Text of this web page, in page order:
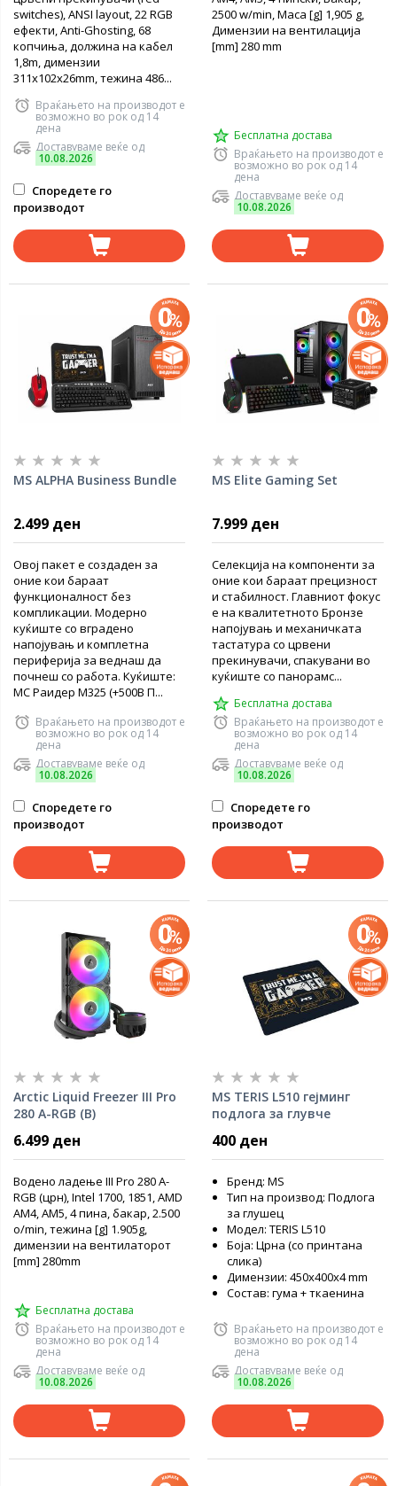
switches), ANSI layout, 22 RGB
ефекти, Anti-Ghosting, 68
копчиња, должина на кабел
1,8m, димензии
311x102x26mm, тежина 486...
Враќањето на производот е
возможно во рок од 14
дена
Доставуваме веќе од
10.08.2026
Споредете го
производот
2500 w/min, Маса [g] 1,905 g,
Димензии на вентилација
[mm] 280 mm
Бесплатна достава
Враќањето на производот е
возможно во рок од 14
дена
Доставуваме веќе од
10.08.2026
MS ALPHA Business Bundle
2.499 ден
Овој пакет е создаден за
оние кои бараат
функционалност без
компликации. Модерно
куќиште со вградено
напојувањ и комплетна
периферија за веднаш да
почнеш со работа. Куќиште:
МС Раидер М325 (+500В П...
Враќањето на производот е
возможно во рок од 14
дена
Доставуваме веќе од
10.08.2026
Споредете го
производот
MS Elite Gaming Set
7.999 ден
Селекција на компоненти за
оние кои бараат прецизност
и стабилност. Главниот фокус
е на квалитетното Бронзе
напојувањ и механичката
тастатура со црвени
прекинувачи, спакувани во
куќиште со панорамс...
Бесплатна достава
Враќањето на производот е
возможно во рок од 14
дена
Доставуваме веќе од
10.08.2026
Споредете го
производот
Arctic Liquid Freezer III Pro
280 A-RGB (B)
6.499 ден
Водено ладење III Pro 280 A-
RGB (црн), Intel 1700, 1851, AMD
AM4, AM5, 4 пина, бакар, 2.500
o/min, тежина [g] 1.905g,
димензии на вентилаторот
[mm] 280mm
Бесплатна достава
Враќањето на производот е
возможно во рок од 14
дена
Доставуваме веќе од
10.08.2026
MS TERIS L510 гејминг
подлога за глувче
400 ден
Бренд: MS
Тип на производ: Подлога
за глушец
Модел: TERIS L510
Боја: Црна (со принтана
слика)
Димензии: 450x400x4 mm
Состав: гума + ткаенина
Враќањето на производот е
возможно во рок од 14
дена
Доставуваме веќе од
10.08.2026